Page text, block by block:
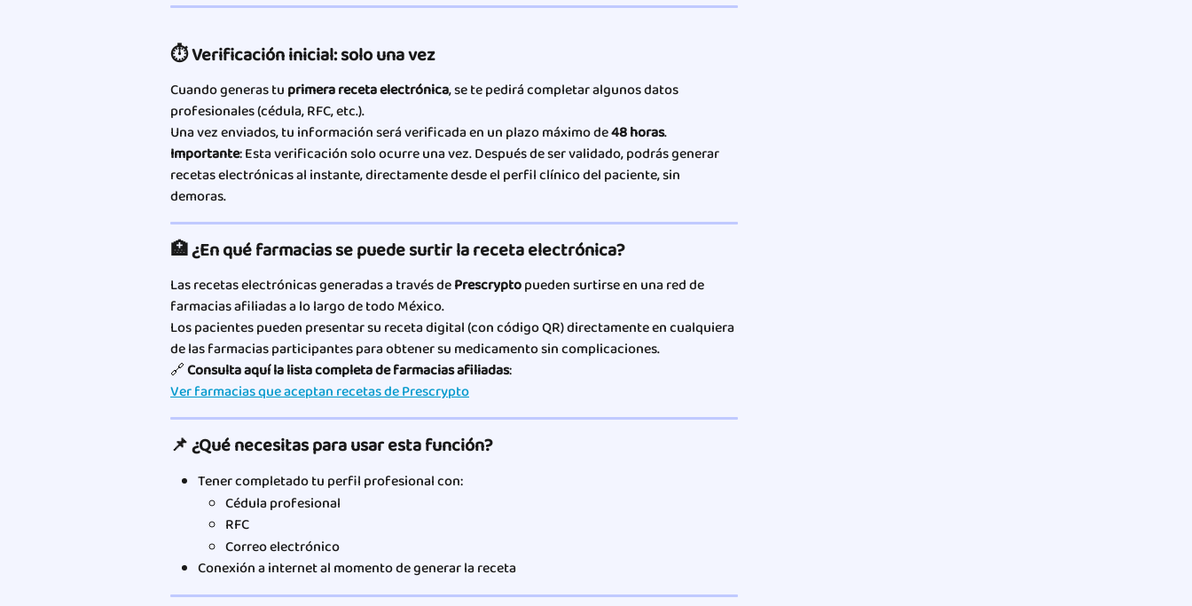
⏱ Verificación inicial: solo una vez
Cuando generas tu primera receta electrónica, se te pedirá completar algunos datos
profesionales (cédula, RFC, etc.).
Una vez enviados, tu información será verificada en un plazo máximo de 48 horas.
Importante: Esta verificación solo ocurre una vez. Después de ser validado, podrás generar
recetas electrónicas al instante, directamente desde el perfil clínico del paciente, sin
demoras.
🏥 ¿En qué farmacias se puede surtir la receta electrónica?
Las recetas electrónicas generadas a través de Prescrypto pueden surtirse en una red de
farmacias afiliadas a lo largo de todo México.
Los pacientes pueden presentar su receta digital (con código QR) directamente en cualquiera
de las farmacias participantes para obtener su medicamento sin complicaciones.
🔗 Consulta aquí la lista completa de farmacias afiliadas:
Ver farmacias que aceptan recetas de Prescrypto
📌 ¿Qué necesitas para usar esta función?
Tener completado tu perfil profesional con:
Cédula profesional
RFC
Correo electrónico
Conexión a internet al momento de generar la receta